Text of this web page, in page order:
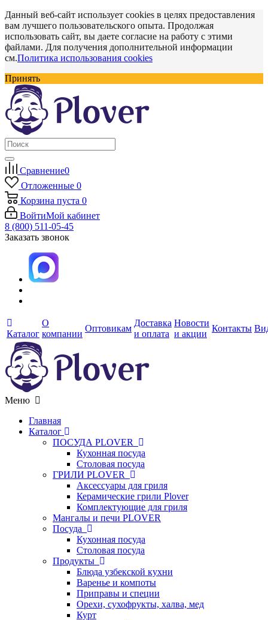
Данный веб-сайт использует cookies в целях предоставления
вам лучшего пользовательского опыта. Продолжая
использовать сайт, вы даете согласие на работу с этими
файлами. Для получения дополнительной информации
см.Политика использования cookies
Принять
Сравнение0
Отложенные 0
Корзина пуста 0
ВойтиМой кабинет
8 (800) 511-05-45
Заказать звонок
Каталог
О
компании
Оптовикам
Доставка
и оплата
Новости
и акции
Контакты
Меню
Главная
Каталог
ПОСУДА PLOVER
Кухонная посуда
Столовая посуда
ГРИЛИ PLOVER
Аксессуары для гриля
Керамические грили Plover
Комплектующие для гриля
Мангалы и печи PLOVER
Посуда
Кухонная посуда
Столовая посуда
Продукты
Блюда узбекской кухни
Варенье и компоты
Приправы и специи
Орехи, сухофрукты, халва, мед
Курт